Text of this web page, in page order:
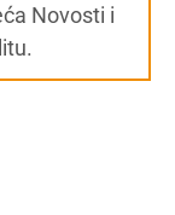
Novosti i